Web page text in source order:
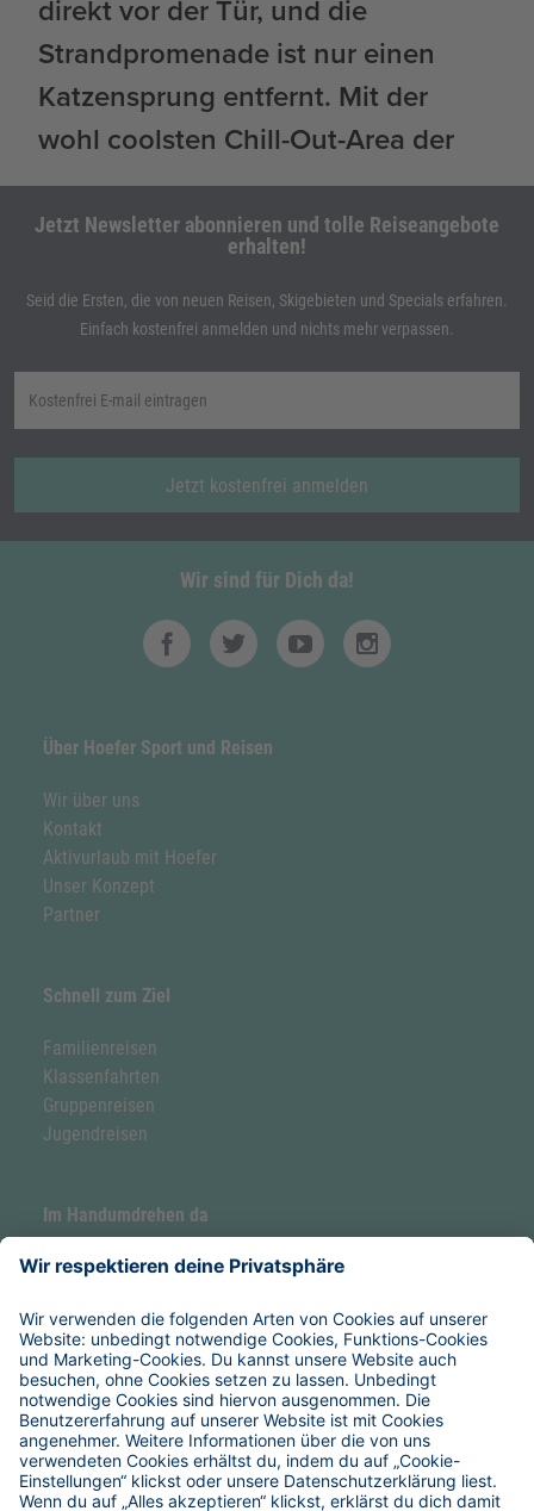
Jetzt Newsletter abonnieren und tolle Reiseangebote
erhalten!
Seid die Ersten, die von neuen Reisen, Skigebieten und Specials erfahren.
Einfach kostenfrei anmelden und nichts mehr verpassen.
Jetzt kostenfrei anmelden
Wir sind für Dich da!
Über Hoefer Sport und Reisen
Wir über uns
Kontakt
Aktivurlaub mit Hoefer
Unser Konzept
Partner
Schnell zum Ziel
Familienreisen
Klassenfahrten
Gruppenreisen
Jugendreisen
Im Handumdrehen da
Forellenhof by Hoefer
Service & Hilfe
Verpflegung
Anreise
Reise-Versicherungen